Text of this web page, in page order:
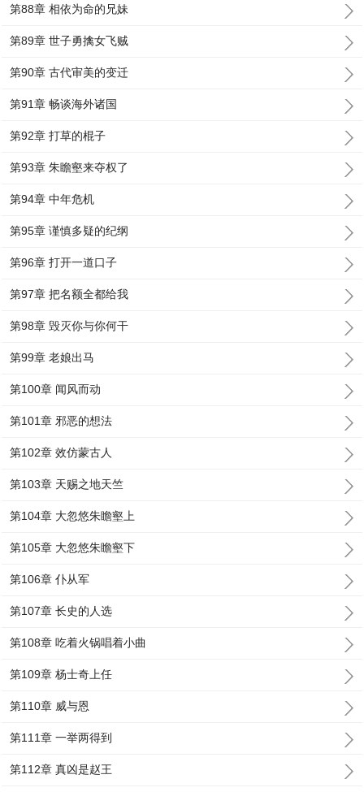
第88章 相依为命的兄妹
第89章 世子勇擒女飞贼
第90章 古代审美的变迁
第91章 畅谈海外诸国
第92章 打草的棍子
第93章 朱瞻壑来夺权了
第94章 中年危机
第95章 谨慎多疑的纪纲
第96章 打开一道口子
第97章 把名额全都给我
第98章 毁灭你与你何干
第99章 老娘出马
第100章 闻风而动
第101章 邪恶的想法
第102章 效仿蒙古人
第103章 天赐之地天竺
第104章 大忽悠朱瞻壑上
第105章 大忽悠朱瞻壑下
第106章 仆从军
第107章 长史的人选
第108章 吃着火锅唱着小曲
第109章 杨士奇上任
第110章 威与恩
第111章 一举两得到
第112章 真凶是赵王